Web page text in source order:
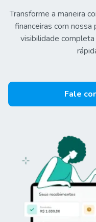
Transforme a maneira
financeiras com
visibilidade
Fale